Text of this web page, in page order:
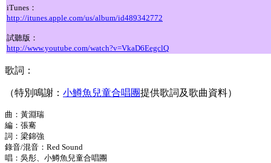
iTunes：
http://itunes.apple.com/us/album/id489342772
試聽版：
http://www.youtube.com/watch?v=VkaD6EegclQ
歌詞：
（特別鳴謝： 小鱒魚兒童合唱團提供歌詞及歌曲資料）
曲：黃淵瑞
編：張騫
詞：梁錦強
錄音/混音：Red Sound
唱：吳彤、小鱒魚兒童合唱團